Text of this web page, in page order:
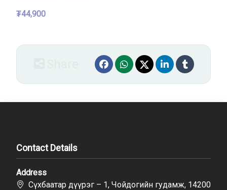
₮44,900
Contact Details
Address
Сүхбаатар дүүрэг – 1, Чойдогийн гудамж, 14200